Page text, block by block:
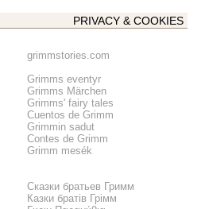
PRIVACY & COOKIES
grimmstories.com
Grimms eventyr
Grimms Märchen
Grimms' fairy tales
Cuentos de Grimm
Grimmin sadut
Contes de Grimm
Grimm mesék
Сказки братьев Гримм
Казки братів Грімм